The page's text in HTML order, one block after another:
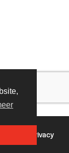
Privacy